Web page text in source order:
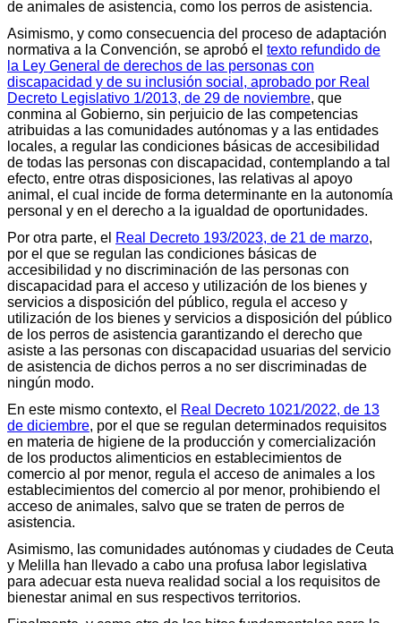
de animales de asistencia, como los perros de asistencia.
Asimismo, y como consecuencia del proceso de adaptación
normativa a la Convención, se aprobó el texto refundido de
la Ley General de derechos de las personas con
discapacidad y de su inclusión social, aprobado por Real
Decreto Legislativo 1/2013, de 29 de noviembre, que
conmina al Gobierno, sin perjuicio de las competencias
atribuidas a las comunidades autónomas y a las entidades
locales, a regular las condiciones básicas de accesibilidad
de todas las personas con discapacidad, contemplando a tal
efecto, entre otras disposiciones, las relativas al apoyo
animal, el cual incide de forma determinante en la autonomía
personal y en el derecho a la igualdad de oportunidades.
Por otra parte, el Real Decreto 193/2023, de 21 de marzo,
por el que se regulan las condiciones básicas de
accesibilidad y no discriminación de las personas con
discapacidad para el acceso y utilización de los bienes y
servicios a disposición del público, regula el acceso y
utilización de los bienes y servicios a disposición del público
de los perros de asistencia garantizando el derecho que
asiste a las personas con discapacidad usuarias del servicio
de asistencia de dichos perros a no ser discriminadas de
ningún modo.
En este mismo contexto, el Real Decreto 1021/2022, de 13
de diciembre, por el que se regulan determinados requisitos
en materia de higiene de la producción y comercialización
de los productos alimenticios en establecimientos de
comercio al por menor, regula el acceso de animales a los
establecimientos del comercio al por menor, prohibiendo el
acceso de animales, salvo que se traten de perros de
asistencia.
Asimismo, las comunidades autónomas y ciudades de Ceuta
y Melilla han llevado a cabo una profusa labor legislativa
para adecuar esta nueva realidad social a los requisitos de
bienestar animal en sus respectivos territorios.